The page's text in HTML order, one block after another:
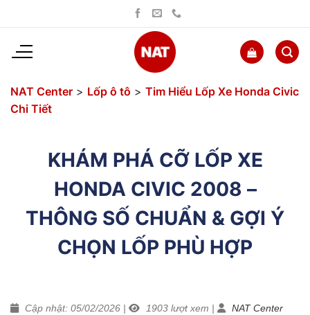
dung
NAT Center > Lốp ô tô > Tim Hiểu Lốp Xe Honda Civic
Chi Tiết
KHÁM PHÁ CỠ LỐP XE
HONDA CIVIC 2008 –
THÔNG SỐ CHUẨN & GỢI Ý
CHỌN LỐP PHÙ HỢP
Cập nhật: 05/02/2026 | 1903 lượt xem | NAT Center